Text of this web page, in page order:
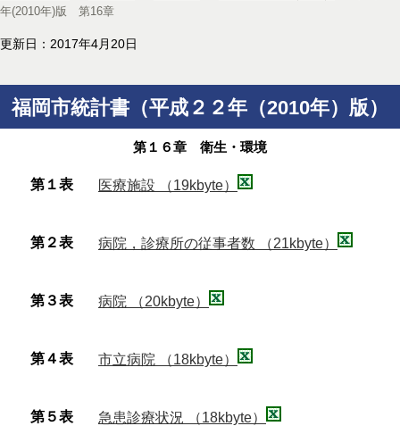
年(2010年)版 第16章
更新日：2017年4月20日
福岡市統計書（平成２２年（2010年）版）
第１６章 衛生・環境
第１表 医療施設 （19kbyte）
第２表 病院，診療所の従事者数 （21kbyte）
第３表 病院 （20kbyte）
第４表 市立病院 （18kbyte）
第５表 急患診療状況 （18kbyte）